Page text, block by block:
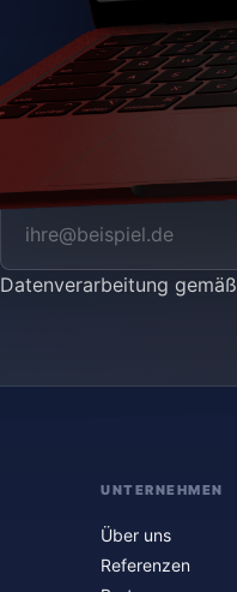
Datenverarbeitung gemäß
UNTERNEHMEN
Über uns
Referenzen